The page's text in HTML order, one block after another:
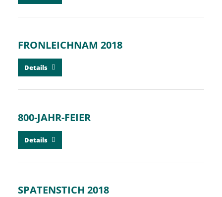
FRONLEICHNAM 2018
Details
800-JAHR-FEIER
Details
SPATENSTICH 2018